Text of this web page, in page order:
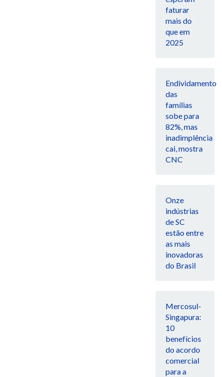
faturar
mais do
que em
2025
Endividamento
das
famílias
sobe para
82%, mas
inadimplência
cai, mostra
CNC
Onze
indústrias
de SC
estão entre
as mais
inovadoras
do Brasil
Mercosul-
Singapura:
10
benefícios
do acordo
comercial
para a